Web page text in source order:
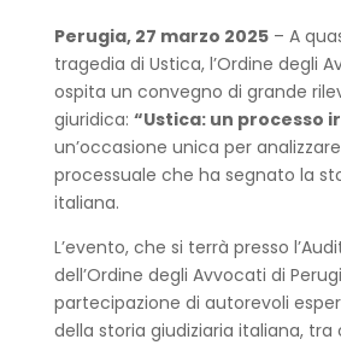
Perugia, 27 marzo 2025– A
tragedia di Ustica, l’Ordine degli
ospita un convegno di grande
giuridica: “Ustica: un processo
un’occasione unica per
processuale che ha segnato la
italiana.
L’evento, che si terrà presso
dell’Ordine degli Avvocati di
partecipazione di autorevoli
della storia giudiziaria italiana, tra